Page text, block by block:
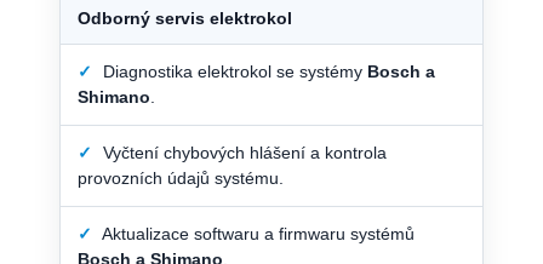
Odborný servis elektrokol
✓ Diagnostika elektrokol se systémy Bosch a
Shimano
✓
Vyčtení chybových hlášení a kontrola
provozních údajů systému.
✓
Aktualizace softwaru a firmwaru systémů
Bosch a Shimano